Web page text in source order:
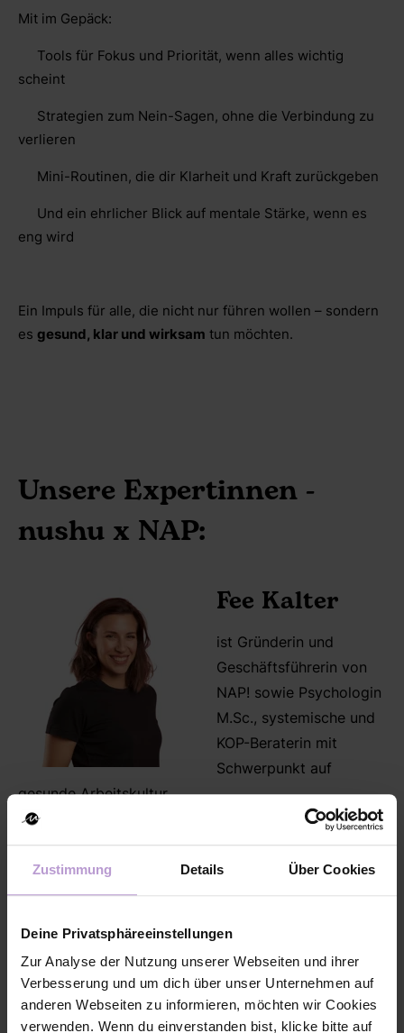
Zustimmung Details Über Cookies
Deine Privatsphäreeinstellungen
Zur Analyse der Nutzung unserer Webseiten und ihrer
Verbesserung und um dich über unser Unternehmen auf
anderen Webseiten zu informieren, möchten wir Cookies
verwenden. Wenn du einverstanden bist, klicke bitte auf
Mit im Gepäck:
Tools für Fokus und Priorität, wenn alles wichtig
scheint
Strategien zum Nein-Sagen, ohne die Verbindung zu
verlieren
Mini-Routinen, die dir Klarheit und Kraft zurückgeben
Und ein ehrlicher Blick auf mentale Stärke, wenn es
eng wird
Ein Impuls für alle, die nicht nur führen wollen – sondern
es gesund, klar und wirksam tun möchten.
Unsere Expertinnen -
nushu x NAP:
Fee Kalter
ist Gründerin und
Geschäftsführerin von
NAP! sowie Psychologin
M.Sc., systemische und
KOP-Beraterin mit
Schwerpunkt auf
gesunde Arbeitskultur.
Nese Oktay-
Gür
ist Geschäftsführerin von